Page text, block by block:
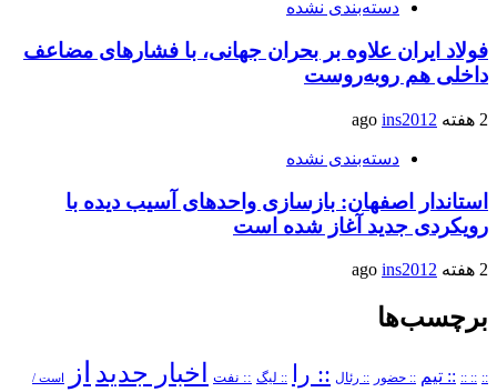
دسته‌بندی نشده
فولاد ایران علاوه بر بحران جهانی، با فشارهای مضاعف
داخلی هم روبه‌روست
2 هفته ago ins2012
دسته‌بندی نشده
استاندار اصفهان: بازسازی واحدهای آسیب دیده با
رویکردی جدید آغاز شده است
2 هفته ago ins2012
برچسب‌ها
::
:: :: :: تیم :: حضور :: رئال :: را :: لیگ :: نفت اخبار جدید از است /